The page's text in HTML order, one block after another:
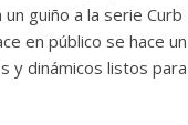
guiño a la serie Curb
en público se hace un
y dinámicos listos para